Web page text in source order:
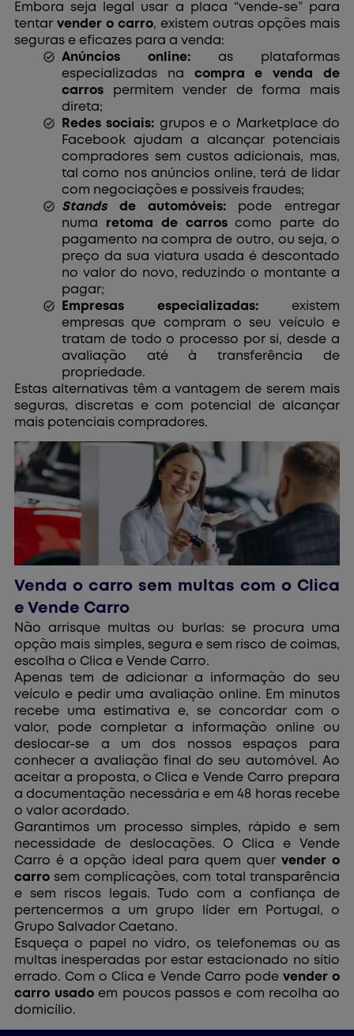
Embora seja legal usar a placa “vende-se” para
tentarvender o carro, existem outras opções mais
seguras e eficazes para a venda:
Anúncios online: as plataformas
especializadas na compra e venda de
carros permitem vender de forma mais
direta;
Redes sociais: grupos e o Marketplace do
Facebook ajudam a alcançar potenciais
compradores sem custos adicionais, mas,
tal como nos anúncios online, terá de lidar
com negociações e possíveis fraudes;
Standsde automóveis: pode entregar
numa retoma de carroscomo parte do
pagamento na compra de outro, ou seja, o
preço da sua viatura usada é descontado
no valor do novo, reduzindo o montante a
pagar;
Empresas especializadas: existem
empresas que compram o seu veículo e
tratam de todo o processo por si, desde a
avaliação até à transferência de
propriedade.
Estas alternativas têm a vantagem de serem mais
seguras, discretas e com potencial de alcançar
mais potenciais compradores.
Venda o carro sem multas com o Clica
e Vende Carro
Não arrisque multas ou burlas: se procura uma
opção mais simples, segura e sem risco de coimas,
escolha o Clica e Vende Carro.
Apenas tem de adicionar a informação do seu
veículo e pedir uma avaliação online. Em minutos
recebe uma estimativa e, se concordar com o
valor, pode completar a informação online ou
deslocar-se a um dos nossos espaços para
conhecer a avaliação final do seu automóvel. Ao
aceitar a proposta, o Clica e Vende Carro prepara
a documentação necessária e em 48 horas recebe
o valor acordado.
Garantimos um processo simples, rápido e sem
necessidade de deslocações. O Clica e Vende
Carro é a opção ideal para quem quervender o
carro sem complicações, com total transparência
e sem riscos legais. Tudo com a confiança de
pertencermos a um grupo líder em Portugal, o
Grupo Salvador Caetano.
Esqueça o papel no vidro, os telefonemas ou as
multas inesperadas por estar estacionado no sítio
errado. Com o Clica e Vende Carro pode vender o
carro usadoem poucos passos e com recolha ao
domicílio.